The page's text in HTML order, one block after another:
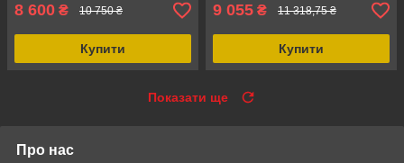
8 600 ₴ 10 750 ₴
Купити
9 055 ₴ 11 318,75 ₴
Купити
Показати ще
Про нас